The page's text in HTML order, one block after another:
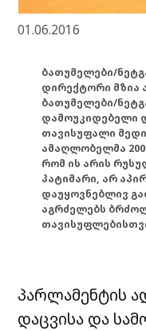
01.06.2016
ბათუმელები/
დირექტორი მზია
ბათუმელები/
დამოუკიდებელი
თავისუფალი
ამაღლობელმა
რომ ის არის
პატიმარი, არ
დაუყოვნებლივ
აგრძელებს
პარლამენტის
დაცვისა და